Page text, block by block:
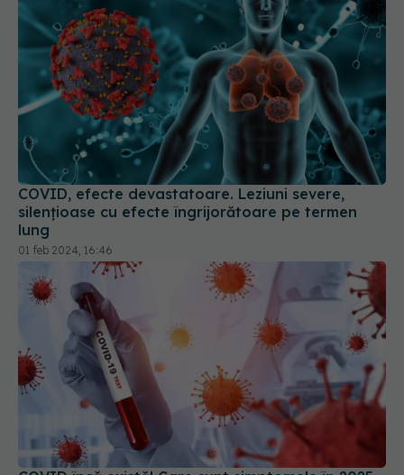
COVID, efecte devastatoare. Leziuni severe,
silențioase cu efecte îngrijorătoare pe termen
lung
01 feb 2024, 16:46
COVID încă există! Care sunt simptomele în 2025
și cât timp durează. De ce ar fi bine să te testezi?